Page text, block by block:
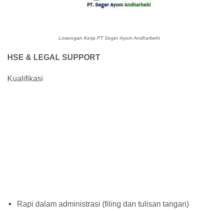
Lowongan Kerja PT Seger Ayom Andharbehi
HSE & LEGAL SUPPORT
Kualifikasi
Rapi dalam administrasi (filing dan tulisan tangan)